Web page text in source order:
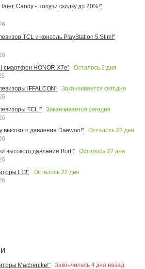
Candy - получи скидку до 20%!"
TCL и консоль PlayStation 5 Slim!"
смартфон HONOR X7e"
Осталось 2 дня
iFFALCON"
Заканчивается сегодня
TCL!"
Заканчивается сегодня
высокого давления Daewoo!"
Осталось 22 дня
высокого давления Bort!"
Осталось 22 дня
LG!"
Осталось 22 дня
Machenike!" Закончилась 4 дня назад